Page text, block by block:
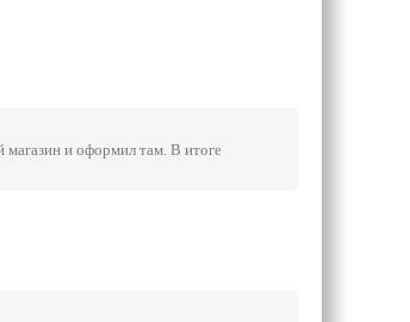
магазин и оформил там. В итоге